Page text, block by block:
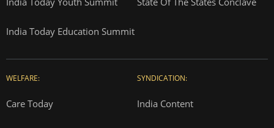
India Today Education Summit
WELFARE:
Care Today
SYNDICATION:
India Content